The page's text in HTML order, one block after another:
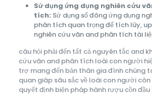
Sử dụng ứng dụng nghiên cứu
tích: Sử dụng số đông ứng dụng
phân tích quan trọng để tích lũy,
nghiên cứu vãn and phân tích tài
câu hỏi phải đến tất cả nguyên tắc and
cứu vãn and phân tích loài con người
trợ mang đến bản thân gia đình chúng
quan giáp sâu sắc về loài con người
quyết định biện pháp hành rượu cồn